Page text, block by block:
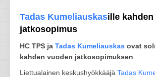
Tadas Kumeliauskasille
jatkosopimus
HC TPS ja Tadas Kumeliauskas ovat
kahden vuoden jatkosopimuksen
Liettualainen keskushyökkääjä Tadas